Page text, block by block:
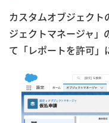
カスタムオブジェク
ジェクトマネージャ」
て「レポートを許可」